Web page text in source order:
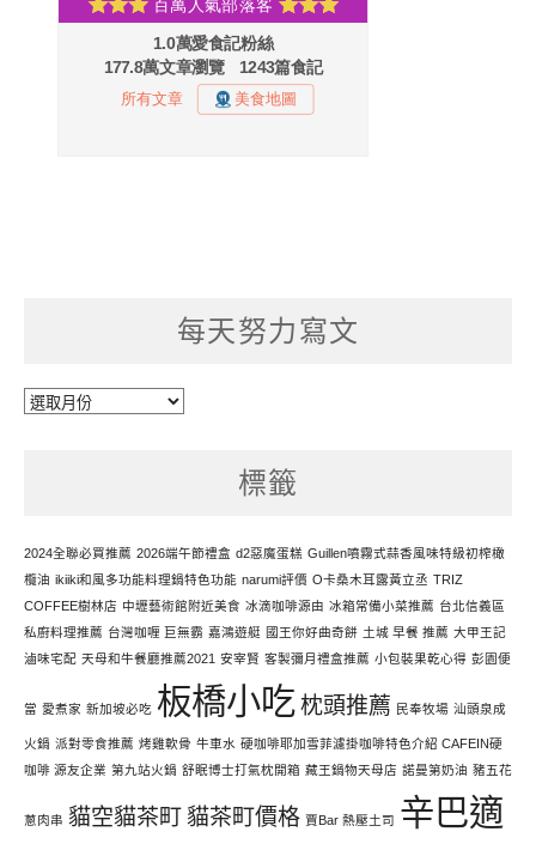
每天努力寫文
每
標籤
2024全聯必買推薦 2026端午節禮盒 d2惡魔蛋糕 Guillen噴霧式蒜香風味特級初榨橄
欖油 ikiiki和風多功能料理鍋特色功能 narumi評價 O卡桑木耳露黃立丞 TRIZ
COFFEE樹林店 中壢藝術館附近美食 冰滴咖啡源由 冰箱常備小菜推薦 台北信義區
私廚料理推薦 台灣咖喱 巨無霸 嘉鴻遊艇 國王你好曲奇餅 土城 早餐 推薦 大甲王記
滷味宅配 天母和牛餐廳推薦2021 安宰賢 客製彌月禮盒推薦 小包裝果乾心得 彭園便
當 愛煮家 新加坡必吃 板橋小吃枕頭推薦 民奉牧場 汕頭泉成
火鍋 派對零食推薦 烤雞軟骨 牛車水 硬咖啡耶加雪菲濾掛咖啡特色介紹 CAFEIN硬
咖啡 源友企業 第九站火鍋 舒眠博士打氣枕開箱 藏王鍋物天母店 諾曼第奶油 豬五花
蔥肉串 貓空貓茶町貓茶町價格 賈Bar 熱壓土司 辛巴適